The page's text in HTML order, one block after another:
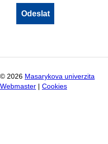
© 2026 Masarykova univerzita
Webmaster
Cookies